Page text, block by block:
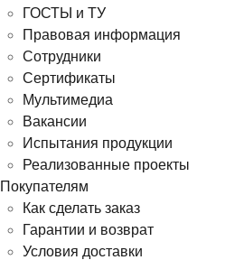
ГОСТЫ и ТУ
Правовая информация
Сотрудники
Сертификаты
Мультимедиа
Вакансии
Испытания продукции
Реализованные проекты
Покупателям
Как сделать заказ
Гарантии и возврат
Условия доставки